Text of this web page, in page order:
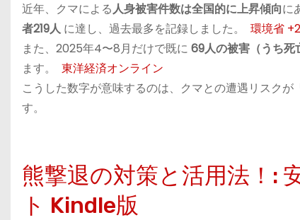
近年、クマによる人身被害件数は全国的に上昇傾向に
者219人に達し、過去最多を記録しました。 環境省 +2
また、2025年4〜8月だけで既に 69人の被害（うち死
ます。
東洋経済オンライン
こうした数字が意味するのは、クマとの遭遇リスクが
す。
熊撃退の対策と活用法！:
ト Kindle版